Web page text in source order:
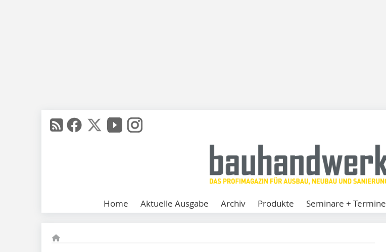
Home Aktuelle Ausgabe Archiv Produkte Seminare + Termine